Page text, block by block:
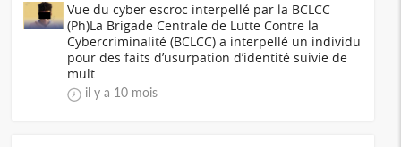
Vue du cyber escroc interpellé par la BCLCC
(Ph)La Brigade Centrale de Lutte Contre la
Cybercriminalité (BCLCC) a interpellé un individu
pour des faits d’usurpation d’identité suivie de
mult...
il y a 10 mois